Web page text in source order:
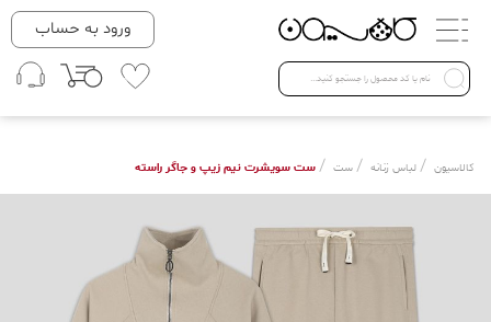
دسته بندی ها
Open submenu ( لباس زنانه )
لباس زنانه
لباس مردانه
Open submenu ( لباس کودک )
لباس کودک
فروش ویژه
ورود به حساب
کالاسیون / لباس زنانه / ست / ست سویشرت نیم زیپ و جاگر راسته